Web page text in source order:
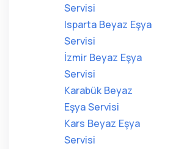
Servisi
Isparta Beyaz Eşya
Servisi
İzmir Beyaz Eşya
Servisi
Karabük Beyaz
Eşya Servisi
Kars Beyaz Eşya
Servisi